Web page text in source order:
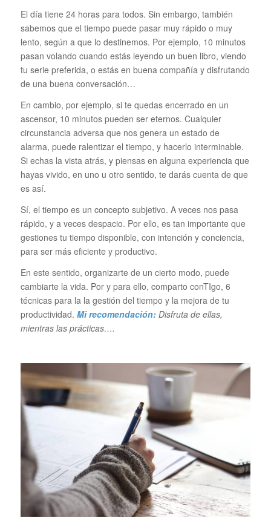
El día tiene 24 horas para todos. Sin embargo, también
sabemos que el tiempo puede pasar muy rápido o muy
lento, según a que lo destinemos. Por ejemplo, 10 minutos
pasan volando cuando estás leyendo un buen libro, viendo
tu serie preferida, o estás en buena compañía y disfrutando
de una buena conversación…
En cambio, por ejemplo, si te quedas encerrado en un
ascensor, 10 minutos pueden ser eternos. Cualquier
circunstancia adversa que nos genera un estado de
alarma, puede ralentizar el tiempo, y hacerlo interminable.
Si echas la vista atrás, y piensas en alguna experiencia que
hayas vivido, en uno u otro sentido, te darás cuenta de que
es así.
Sí, el tiempo es un concepto subjetivo. A veces nos pasa
rápido, y a veces despacio. Por ello, es tan importante que
gestiones tu tiempo disponible, con intención y conciencia,
para ser más eficiente y productivo.
En este sentido, organizarte de un cierto modo, puede
cambiarte la vida. Por y para ello, comparto conTIgo, 6
técnicas para la la gestión del tiempo y la mejora de tu
productividad. Mi recomendación:Disfruta de ellas,
mientras las prácticas….